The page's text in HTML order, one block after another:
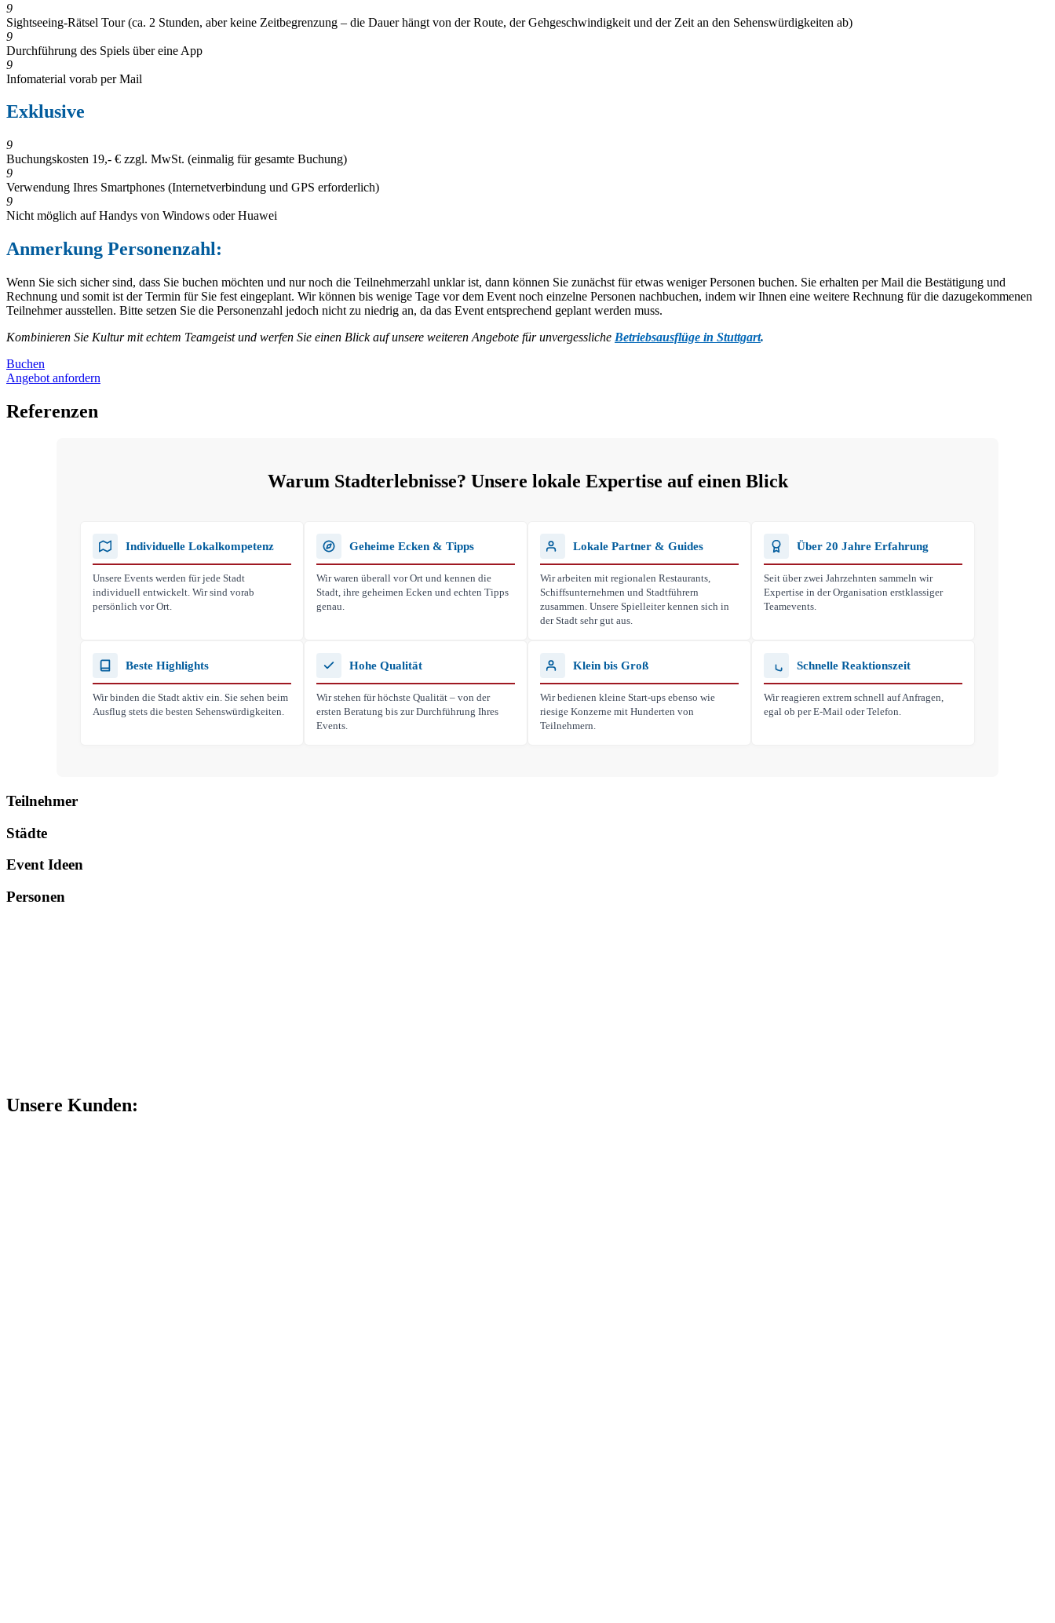
9
Sightseeing-Rätsel Tour (ca. 2 Stunden, aber keine Zeitbegrenzung – die Dauer hängt von der Route, der Gehgeschwindigkeit und der Zeit an den Sehenswürdigkeiten ab)
9
Durchführung des Spiels über eine App
9
Infomaterial vorab per Mail
Exklusive
9
Buchungskosten 19,- € zzgl. MwSt. (einmalig für gesamte Buchung)
9
Verwendung Ihres Smartphones (Internetverbindung und GPS erforderlich)
9
Nicht möglich auf Handys von Windows oder Huawei
Anmerkung Personenzahl:
Wenn Sie sich sicher sind, dass Sie buchen möchten und nur noch die Teilnehmerzahl unklar ist, dann können Sie zunächst für etwas weniger Personen buchen. Sie erhalten per Mail die Bestätigung und
Rechnung und somit ist der Termin für Sie fest eingeplant. Wir können bis wenige Tage vor dem Event noch einzelne Personen nachbuchen, indem wir Ihnen eine weitere Rechnung für die dazugekommenen
Teilnehmer ausstellen. Bitte setzen Sie die Personenzahl jedoch nicht zu niedrig an, da das Event entsprechend geplant werden muss.
Kombinieren Sie Kultur mit echtem Teamgeist und werfen Sie einen Blick auf unsere weiteren Angebote für unvergessliche Betriebsausflüge in Stuttgart.
Buchen
Angebot anfordern
Referenzen
Warum Stadterlebnisse? Unsere lokale Expertise auf einen Blick
Individuelle Lokalkompetenz
Unsere Events werden für jede Stadt
individuell entwickelt. Wir sind vorab
persönlich vor Ort.
Geheime Ecken & Tipps
Wir waren überall vor Ort und kennen die
Stadt, ihre geheimen Ecken und echten Tipps
genau.
Lokale Partner & Guides
Wir arbeiten mit regionalen Restaurants,
Schiffsunternehmen und Stadtführern
zusammen. Unsere Spielleiter kennen sich in
der Stadt sehr gut aus.
Über 20 Jahre Erfahrung
Seit über zwei Jahrzehnten sammeln wir
Expertise in der Organisation erstklassiger
Teamevents.
Beste Highlights
Wir binden die Stadt aktiv ein. Sie sehen beim
Ausflug stets die besten Sehenswürdigkeiten.
Hohe Qualität
Wir stehen für höchste Qualität – von der
ersten Beratung bis zur Durchführung Ihres
Events.
Klein bis Groß
Wir bedienen kleine Start-ups ebenso wie
riesige Konzerne mit Hunderten von
Teilnehmern.
Schnelle Reaktionszeit
Wir reagieren extrem schnell auf Anfragen,
egal ob per E-Mail oder Telefon.
Teilnehmer
Städte
Event Ideen
Personen
Unsere Kunden: